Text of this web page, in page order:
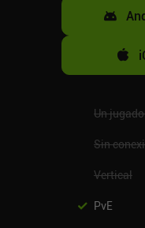
Un
Sin
Vertical
PvE